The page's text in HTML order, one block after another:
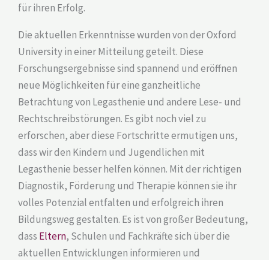
für ihren Erfolg.
Die aktuellen Erkenntnisse wurden von der Oxford
University in einer Mitteilung geteilt. Diese
Forschungsergebnisse sind spannend und eröffnen
neue Möglichkeiten für eine ganzheitliche
Betrachtung von Legasthenie und andere Lese- und
Rechtschreibstörungen. Es gibt noch viel zu
erforschen, aber diese Fortschritte ermutigen uns,
dass wir den Kindern und Jugendlichen mit
Legasthenie besser helfen können. Mit der richtigen
Diagnostik, Förderung und Therapie können sie ihr
volles Potenzial entfalten und erfolgreich ihren
Bildungsweg gestalten. Es ist von großer Bedeutung,
dass Eltern, Schulen und Fachkräfte sich über die
aktuellen Entwicklungen informieren und